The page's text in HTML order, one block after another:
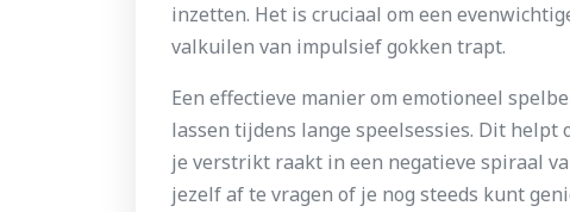
inzetten. Het is cruciaal om een
valkuilen van impulsief gokken trapt.
Een effectieve manier om emotioneel
lassen tijdens lange speelsessies. Dit helpt
je verstrikt raakt in een negatieve spiraal
jezelf af te vragen of je nog steeds kunt